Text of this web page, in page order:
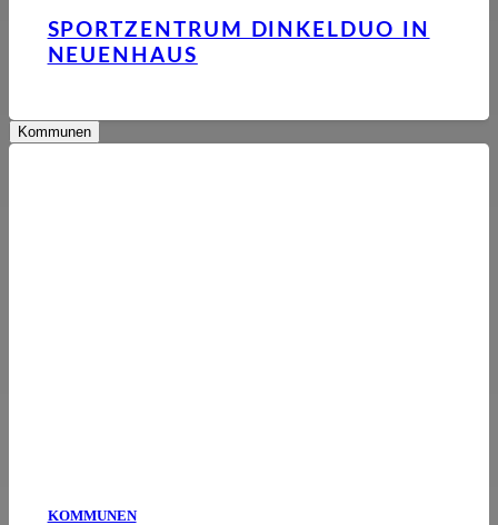
SPORTZENTRUM DINKELDUO IN
NEUENHAUS
Kommunen
KOMMUNEN